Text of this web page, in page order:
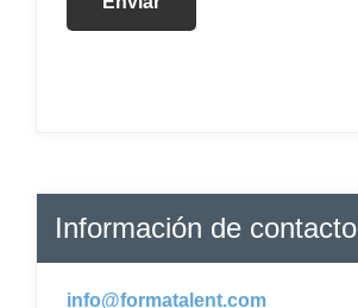
Información de contacto
info@formatalent.com